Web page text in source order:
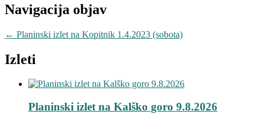
Navigacija objav
← Planinski izlet na Kopitnik 1.4.2023 (sobota)
Izleti
Planinski izlet na Kalško goro 9.8.2026